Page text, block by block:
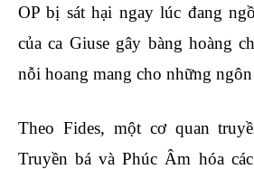
OP bị sát hại ngay lúc đang
của ca Giuse gây bàng hoàng
nỗi hoang mang cho những ngôn
Theo Fides, một cơ quan
Truyền bá và Phúc Âm hóa